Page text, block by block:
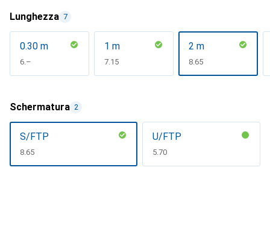
Lunghezza 7
0.30 m
CHF
6.–
1 m
CHF
7.15
2 m
CHF
8.65
Schermatura 2
S/FTP
CHF
8.65
U/FTP
CHF
5.70